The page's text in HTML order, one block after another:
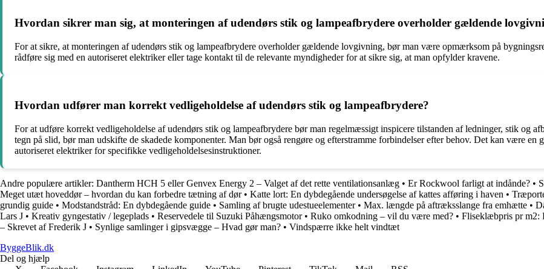
Hvordan sikrer man sig, at monteringen af udendørs stik og lampeafbrydere overholder gældende
For at sikre, at monteringen af udendørs stik og lampeafbrydere overholder gældende lovgivning, bør man være opmærksom på
rådføre sig med en autoriseret elektriker eller tage kontakt til de relevante myndigheder for at sikre sig, at man opfylder kravene.
Hvordan udfører man korrekt vedligeholdelse af udendørs stik og lampeafbrydere?
For at udføre korrekt vedligeholdelse af udendørs stik og lampeafbrydere bør man regelmæssigt inspicere tilstanden af ledninger, stik og
tegn på slid, bør man udskifte de skadede komponenter. Man bør også rengøre og efterstramme forbindelser efter behov. Det kan være en
autoriseret elektriker for specifikke vedligeholdelsesinstruktioner.
Andre populære artikler: Dantherm HCH 5 eller Genvex Energy 2 – Valget af det rette ventilationsanlæg • Er Rockwool farligt at indånde? •
Meget utæt hoveddør – hvordan du kan forbedre tætning af dør• Katte lort: En dybdegående undersøgelse af kattes afføring i haven •
grundig guide • Modstandstråd: En dybdegående guide • Samling af brugte udestueelementer • Max. længde på aftræksslange fra emhætte •
Lars J • Kreativ gyngestativ / legeplads • Reservedele til Suzuki Påhængsmotor• Ruko omkodning – vil du være med? • Fliseklæbpris pr m2:
– Skrevet af Frederik J • Synlige samlinger i gipsvægge – Hvad gør man? • Vindspærre ikke helt vindtæt
ByggeBlik.dk
Del og hjælp